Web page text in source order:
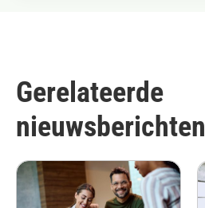
Gerelateerde
nieuwsberichten